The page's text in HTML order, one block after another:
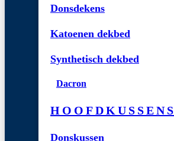
Donsdekens
Katoenen dekbed
Synthetisch dekbed
Dacron
HOOFDKUSSENS
Donskussen